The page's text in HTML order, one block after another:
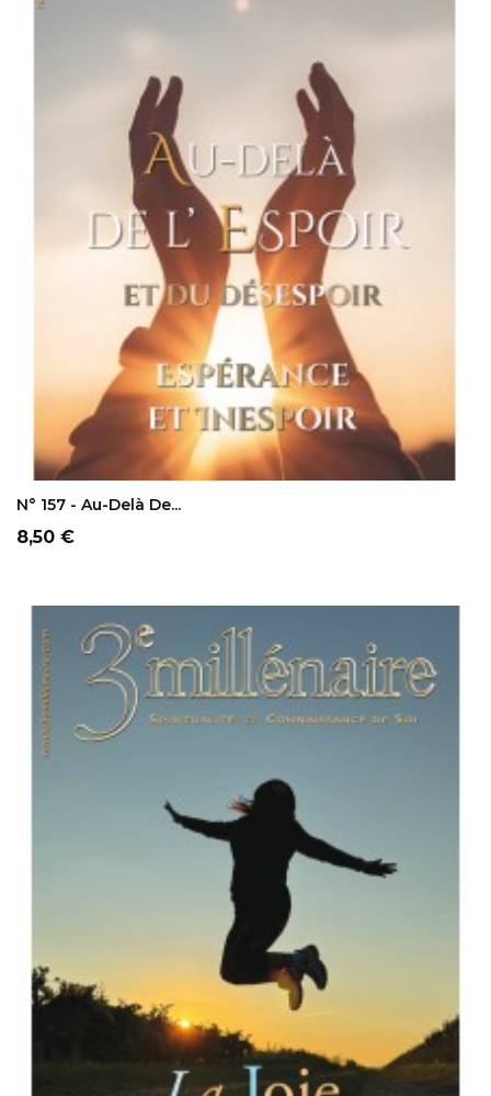
AJOUTER AU PANIER
N° 157 - Au-Delà De...
Prix
8,50 €